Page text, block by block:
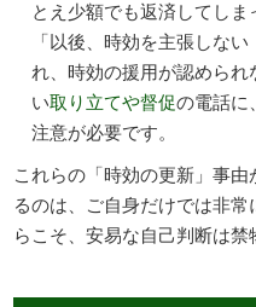
とえ少額でも返済してし
「以後、時効を主張しな
れ、時効の援用が認めら
い取り立てや督促の電話に
注意が必要です。
これらの「時効の更新」事
るのは、ご自身だけでは非
らこそ、安易な自己判断は禁